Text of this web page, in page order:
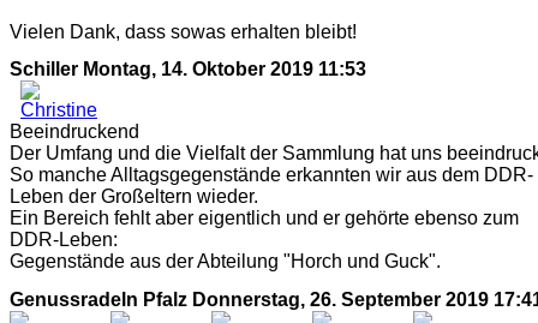
Vielen Dank, dass sowas erhalten bleibt!
Schiller Montag, 14. Oktober 2019 11:53
Beeindruckend
Der Umfang und die Vielfalt der Sammlung hat uns
So manche Alltagsgegenstände erkannten wir aus dem DDR-
Leben der Großeltern wieder.
Ein Bereich fehlt aber eigentlich und er gehörte ebenso zum
DDR-Leben:
Gegenstände aus der Abteilung "Horch und Guck".
Genussradeln Pfalz Donnerstag, 26. September 2019